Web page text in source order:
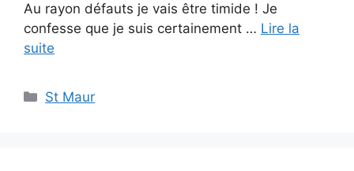
Au rayon défauts je vais être timide ! Je
confesse que je suis certainement … Lire la
suite
Catégories
St Maur